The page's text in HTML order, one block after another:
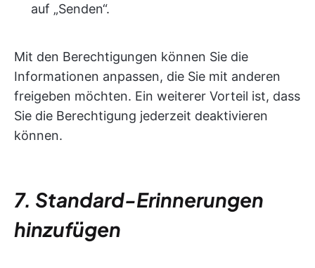
auf „Senden“.
Mit den Berechtigungen können Sie die
Informationen anpassen, die Sie mit anderen
freigeben möchten. Ein weiterer Vorteil ist, dass
Sie die Berechtigung jederzeit deaktivieren
können.
7. Standard-Erinnerungen
hinzufügen